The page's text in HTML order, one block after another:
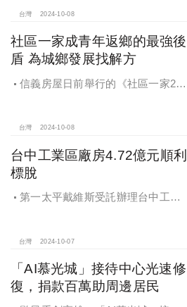
家邸「長築白樓1」
台灣 2024-10-08
社區一家成青年返鄉的最強後
盾 為城鄉發展找解方
信義房屋日前舉行的《社區一家20
彰化鬆勢三日節策展人劉孟豪分享他
家鄉帶來改變和發展的故事。
台灣 2024-10-08
台中工業區廠房4.72億元順利
標脫
第一太平戴維斯受託辦理台中工業
價率5％。
台灣 2024-10-07
「AI慕光城」接待中心光速修
復，捐款百萬助周邊居民